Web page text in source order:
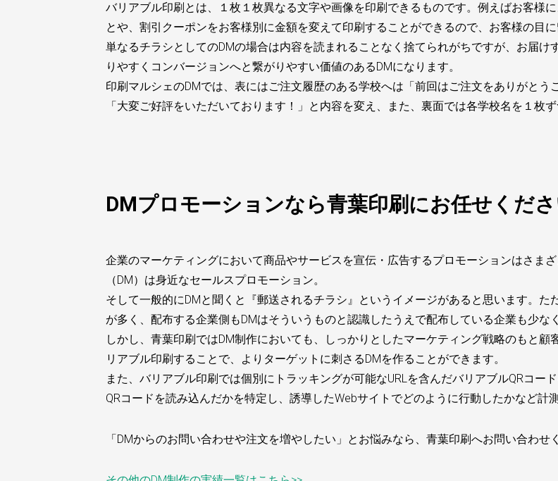
バリアブル印刷とは、１枚１枚異なる文字や画像を印刷できるものです。例えばお客様
とや、割引クーポンをお客様別に金額を変えて印刷することができるので、お客様の目に
単なるチラシとしてのDMの場合は内容を読まれることなく捨てられがちですが、お届け
りやすくコンバージョンへと繋がりやすい価値のあるDMになります。
印刷マルシェのDMでは、表にはご注文履歴のある学校へは「前回はご注文をありがと
「大変ご好評をいただいております！」と内容を変え、また、裏面では各学校名を１枚
DMプロモーションなら青葉印刷にお任せくだ
企業のマーケティングにおいて商品やサービスを宣伝・広告するプロモーションはさま
（DM）は身近なセールスプロモーション。
そして一般的にDMと聞くと『郵送されるチラシ』というイメージがあると思います。
が多く、配布する企業側もDMはそういうものと認識したうえで配布している企業も少な
しかし、青葉印刷ではDM制作においても、しっかりとしたマーケティング戦略のもと
リアブル印刷することで、よりターゲットに刺さるDMを作ることができます。
また、バリアブル印刷では個別にトラッキングが可能なURLを含んだバリアブルQRコー
QRコードを読み込んだかを特定し、誘導したWebサイトでどのように行動したかなど計
「DMからのお問い合わせや注文を増やしたい」とお悩みなら、青葉印刷へお問い合わせ